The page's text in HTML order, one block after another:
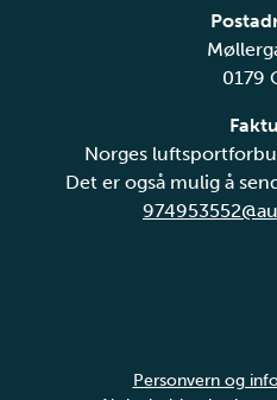
0179
Norges
Det er også mulig å
Personvern og